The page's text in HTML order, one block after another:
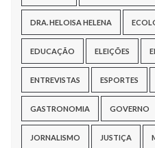
DRA. HELOISA HELENA
EDUCAÇÃO ELEIÇÕES
ENTREVISTAS ESPORTES
GASTRONOMIA GOVERNO
JORNALISMO JUSTIÇA